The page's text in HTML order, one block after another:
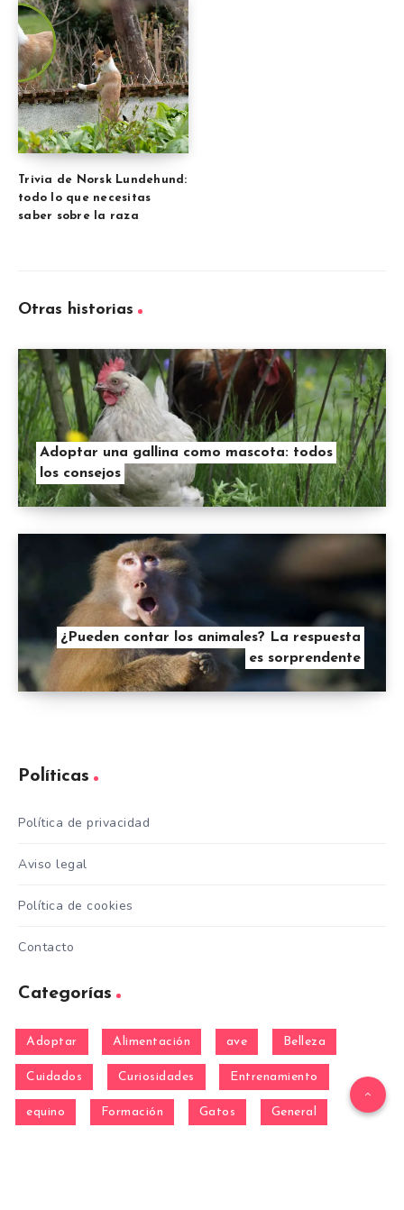
Trivia de Norsk Lundehund:
todo lo que necesitas
saber sobre la raza
Otras historias
Adoptar una gallina como mascota: todos
los consejos
¿Pueden contar los animales? La respuesta
es sorprendente
Políticas
Política de privacidad
Aviso legal
Política de cookies
Contacto
Categorías
Adoptar Alimentación ave Belleza
Cuidados Curiosidades Entrenamiento
equino Formación Gatos General